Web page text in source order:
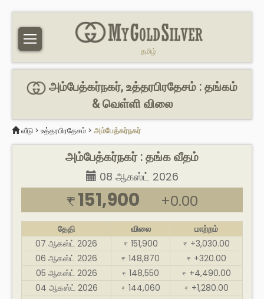
தமிழ்
அம்பேத்கர்நகர், உத்தரபிரதேசம் : தங்கம்
& வெள்ளி விலை
வீடு > உத்தரபிரதேசம் > அம்பேத்கர்நகர்
அம்பேத்கர்நகர் : தங்க வீதம்
08 ஆகஸ்ட் 2026
₹ 151,900 +0.00
தேதி விலை
மாற்றம்
07 ஆகஸ்ட் 2026
₹ 151,900 ₹ +3,030.00
06 ஆகஸ்ட் 2026
₹ 148,870 ₹ +320.00
05 ஆகஸ்ட் 2026
₹ 148,550 ₹ +4,490.00
04 ஆகஸ்ட் 2026
₹ 144,060 ₹ +1,280.00